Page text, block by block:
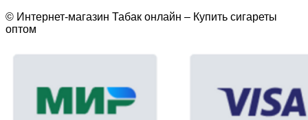
© Интернет-магазин Табак онлайн – Купить сигареты
оптом